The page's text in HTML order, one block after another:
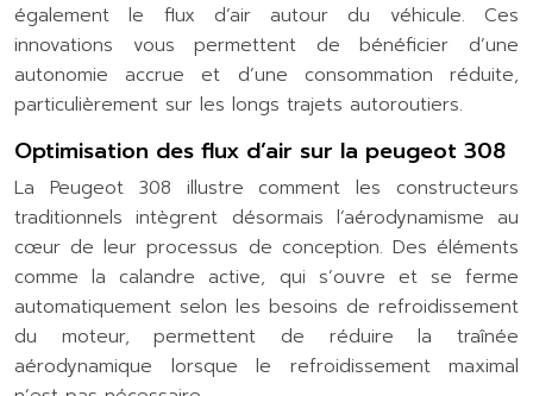
également le flux d’air autour du véhicule. Ces
innovations vous permettent de bénéficier d’une
autonomie accrue et d’une consommation réduite,
particulièrement sur les longs trajets autoroutiers.
Optimisation des flux d’air sur la peugeot 308
La Peugeot 308 illustre comment les constructeurs
traditionnels intègrent désormais l’aérodynamisme au
cœur de leur processus de conception. Des éléments
comme la calandre active, qui s’ouvre et se ferme
automatiquement selon les besoins de refroidissement
du moteur, permettent de réduire la traînée
aérodynamique lorsque le refroidissement maximal